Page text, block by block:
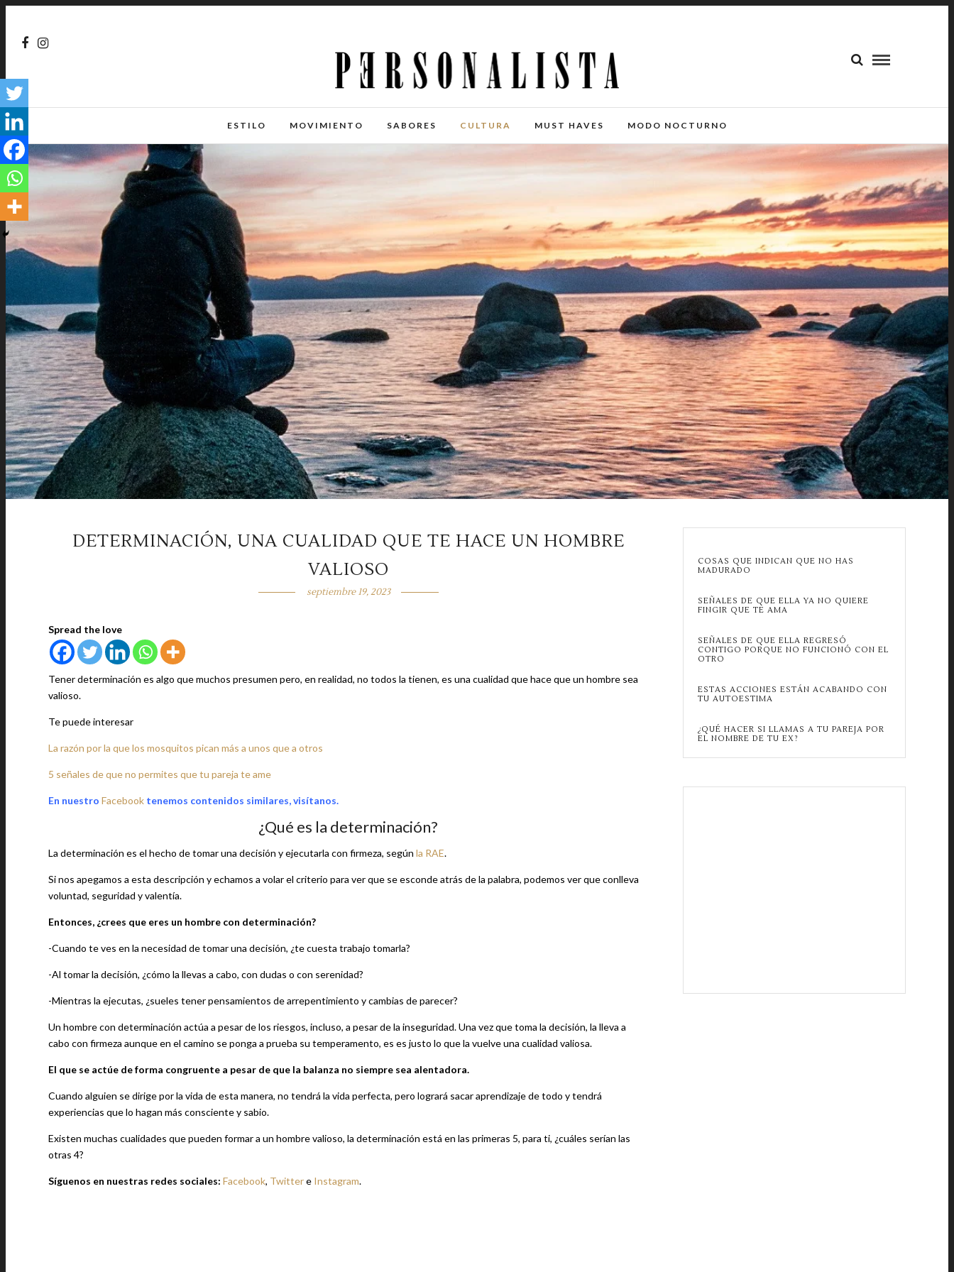
ESTILO MOVIMIENTO SABORES CULTURA MUST HAVES MODO NOCTURNO
DETERMINACIÓN, UNA CUALIDAD QUE TE HACE UN HOMBRE
VALIOSO
septiembre 19, 2023
Spread the love
Tener determinación es algo que muchos presumen pero, en realidad, no todos la tienen, es una cualidad que hace que un hombre sea
valioso.
Te puede interesar
La razón por la que los mosquitos pican más a unos que a otros
5 señales de que no permites que tu pareja te ame
En nuestro Facebook tenemos contenidos similares, visítanos.
¿Qué es la determinación?
La determinación es el hecho de tomar una decisión y ejecutarla con firmeza, según la RAE.
Si nos apegamos a esta descripción y echamos a volar el criterio para ver que se esconde atrás de la palabra, podemos ver que conlleva
voluntad, seguridad y valentía.
Entonces, ¿crees que eres un hombre con determinación?
-Cuando te ves en la necesidad de tomar una decisión, ¿te cuesta trabajo tomarla?
-Al tomar la decisión, ¿cómo la llevas a cabo, con dudas o con serenidad?
-Mientras la ejecutas, ¿sueles tener pensamientos de arrepentimiento y cambias de parecer?
Un hombre con determinación actúa a pesar de los riesgos, incluso, a pesar de la inseguridad. Una vez que toma la decisión, la lleva a
cabo con firmeza aunque en el camino se ponga a prueba su temperamento, es es justo lo que la vuelve una cualidad valiosa.
El que se actúe de forma congruente a pesar de que la balanza no siempre sea alentadora.
Cuando alguien se dirige por la vida de esta manera, no tendrá la vida perfecta, pero logrará sacar aprendizaje de todo y tendrá
experiencias que lo hagan más consciente y sabio.
Existen muchas cualidades que pueden formar a un hombre valioso, la determinación está en las primeras 5, para ti, ¿cuáles serían las
otras 4?
Síguenos en nuestras redes sociales: Facebook, Twittere Instagram.
COSAS QUE INDICAN QUE NO HAS
MADURADO
SEÑALES DE QUE ELLA YA NO QUIERE
FINGIR QUE TE AMA
SEÑALES DE QUE ELLA REGRESÓ
CONTIGO PORQUE NO FUNCIONÓ CON EL
OTRO
ESTAS ACCIONES ESTÁN ACABANDO CON
TU AUTOESTIMA
¿QUÉ HACER SI LLAMAS A TU PAREJA POR
EL NOMBRE DE TU EX?